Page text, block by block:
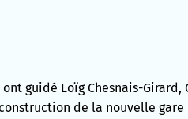
guidé Loïg Chesnais-
de la nouvelle